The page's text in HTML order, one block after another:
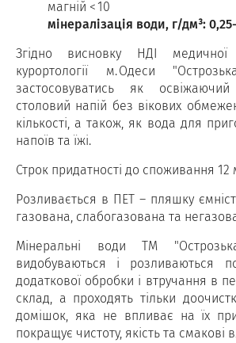
магній < 10
мінералізація води, г/дм³:
Згідно висновку НДІ медичної
курортології м. Одеси
застосовуватись як
столовий напій без вікових
кількості, а також, як вода для
напоїв та їжі.
Строк придатності до споживання 12
Розливається в ПЕТ – пляшку
газована, слабогазована та
Мінеральні води ТМ
видобуваються і розливаються
додаткової обробки і втручання в
склад, а проходять тільки
домішок, яка не впливає на їх
покращує чистоту, якість та смакові